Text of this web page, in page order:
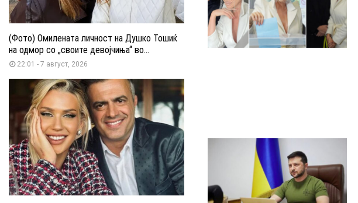
(Фото) Омилената личност на Душко Тошиќ
на одмор со „своите девојчиња“ во...
22:01 - 7 август, 2026